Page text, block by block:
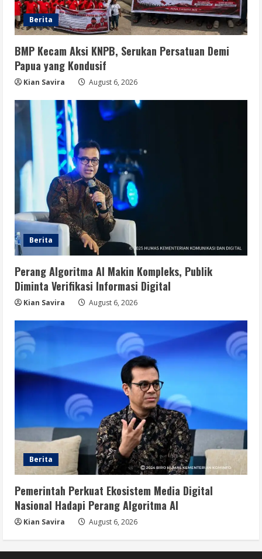
Berita
BMP Kecam Aksi KNPB, Serukan Persatuan Demi
Papua yang Kondusif
Kian Savira August 6, 2026
Berita
Perang Algoritma AI Makin Kompleks, Publik
Diminta Verifikasi Informasi Digital
Kian Savira August 6, 2026
Berita
Pemerintah Perkuat Ekosistem Media Digital
Nasional Hadapi Perang Algoritma AI
Kian Savira August 6, 2026